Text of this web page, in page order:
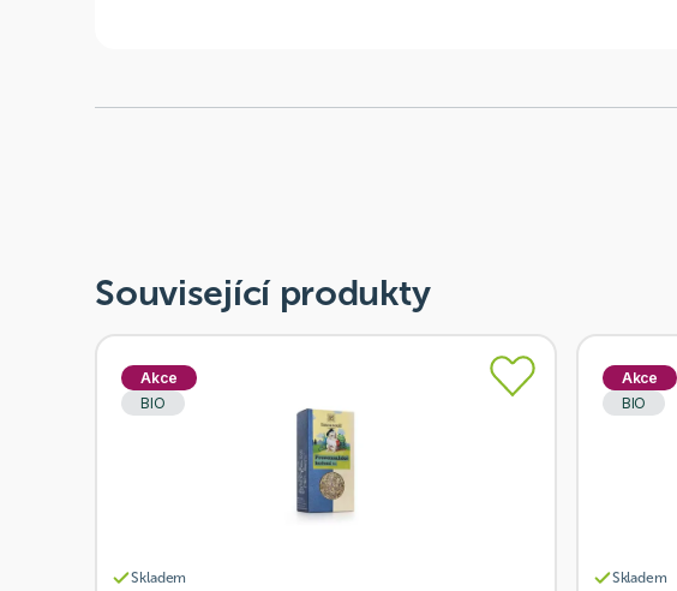
Související produkty
Akce
BIO
Skladem
Akce
BIO
Skladem